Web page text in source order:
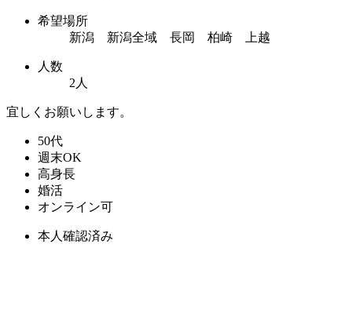
希望場所
新潟 新潟全域 長岡 柏崎 上越
人数
2人
宜しくお願いします。
50代
週末OK
高身長
婚活
オンライン可
本人確認済み